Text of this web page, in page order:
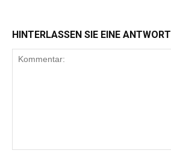
HINTERLASSEN SIE EINE ANTWORT